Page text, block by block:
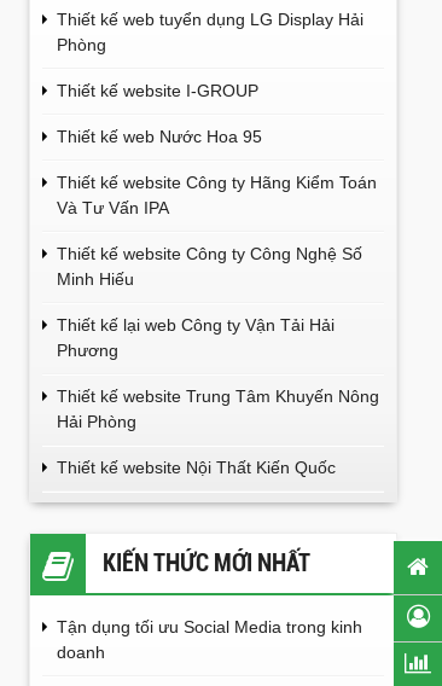
Thiết kế web tuyển dụng LG Display Hải
Phòng
Thiết kế website I-GROUP
Thiết kế web Nước Hoa 95
Thiết kế website Công ty Hãng Kiểm Toán
Và Tư Vấn IPA
Thiết kế website Công ty Công Nghệ Số
Minh Hiếu
Thiết kế lại web Công ty Vận Tải Hải
Phương
Thiết kế website Trung Tâm Khuyến Nông
Hải Phòng
Thiết kế website Nội Thất Kiến Quốc
KIẾN THỨC MỚI NHẤT
Tận dụng tối ưu Social Media trong kinh
doanh